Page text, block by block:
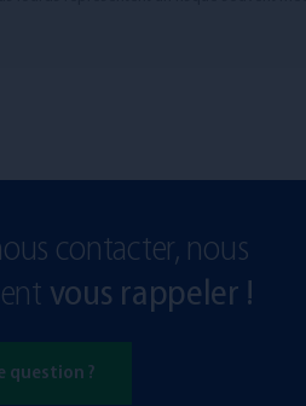
contacter, nous
vous rappeler !
question ?